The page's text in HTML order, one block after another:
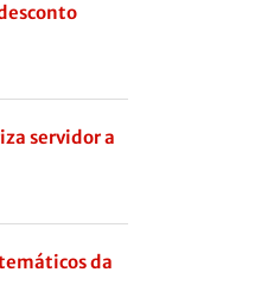
servidor a
da